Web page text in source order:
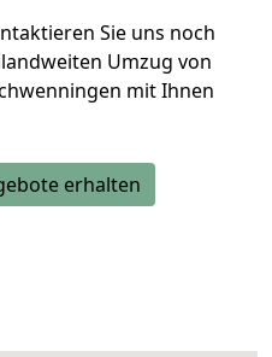
Sie uns noch
Umzug von
mit Ihnen
erhalten